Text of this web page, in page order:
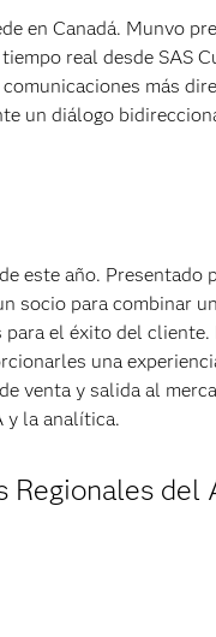
en Canadá. Munvo
real desde SAS
más
un diálogo
este año. Presentado
socio para combinar
el éxito del cliente.
una
venta y salida al
y la analítica.
Regionales del